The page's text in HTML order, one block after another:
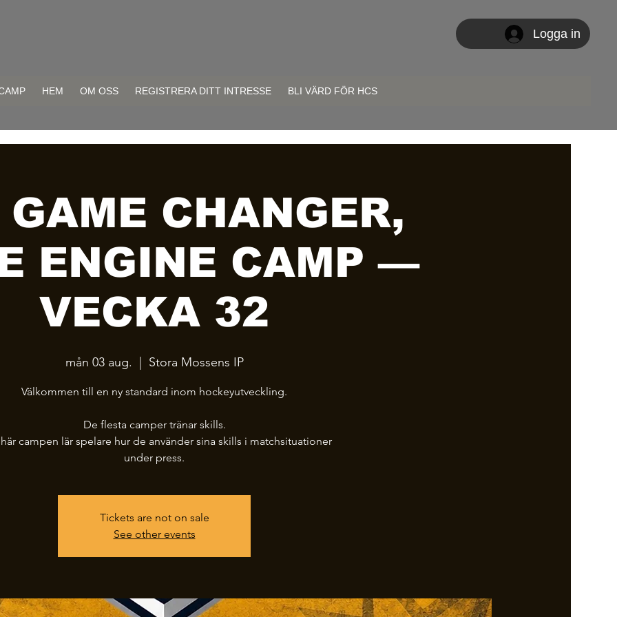
Logga in
HEM OM OSS REGISTRERA DITT INTRESSE BLI VÄRD FÖR HCS
CHANGER,
ENGINE CAMP —
VECKA 32
mån 03 aug. Stora Mossens IP
Välkommen till en ny standard inom hockeyutveckling.
De flesta camper tränar skills.
campen lär spelare hur de använder sina skills i matchsituationer
under press.
Tickets are not on sale
See other events